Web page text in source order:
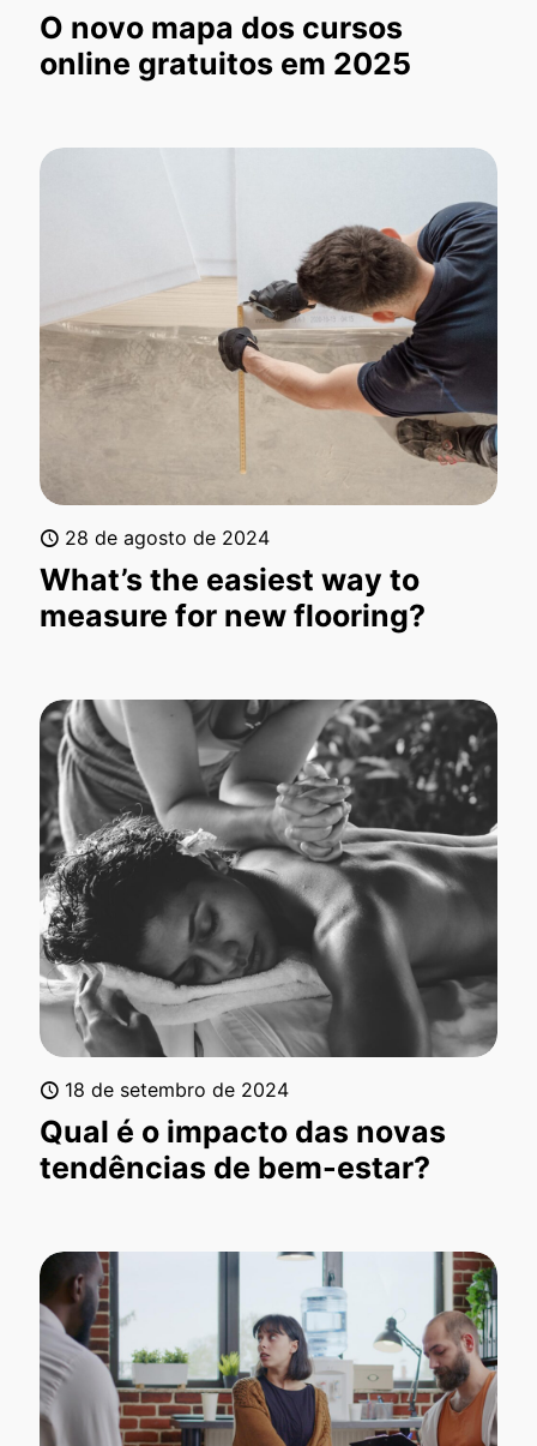
O novo mapa dos cursos
online gratuitos em 2025
28 de agosto de 2024
What’s the easiest way to
measure for new flooring?
18 de setembro de 2024
Qual é o impacto das novas
tendências de bem-estar?